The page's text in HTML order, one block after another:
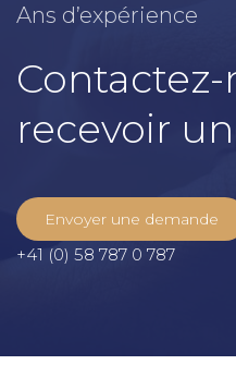
Ans d’expérience
recevoir
Envoyer une demande
+41 (0) 58 787 0 787